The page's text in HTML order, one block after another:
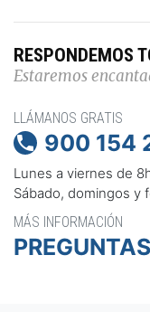
RESPONDEMOS
Estaremos
LLÁMANOS GRATIS
 900 154
Lunes a viernes de
Sábado, domingos y
MÁS INFORMACIÓN